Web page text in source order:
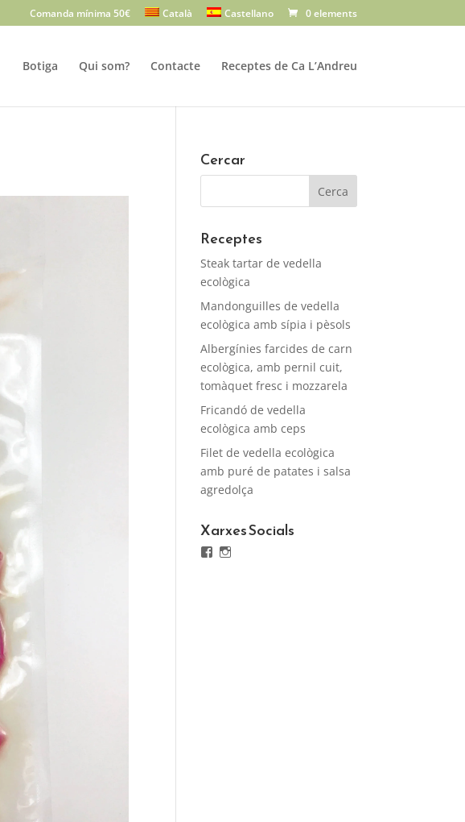
Comanda mínima 50€ Català Castellano 0 elements
Botiga Qui som? Contacte Receptes de Ca L’Andreu
Cercar
Receptes
Steak tartar de vedella
ecològica
Mandonguilles de vedella
ecològica amb sípia i pèsols
Albergínies farcides de carn
ecològica, amb pernil cuit,
tomàquet fresc i mozzarela
Fricandó de vedella
ecològica amb ceps
Filet de vedella ecològica
amb puré de patates i salsa
agredolça
Xarxes Socials
Facebook